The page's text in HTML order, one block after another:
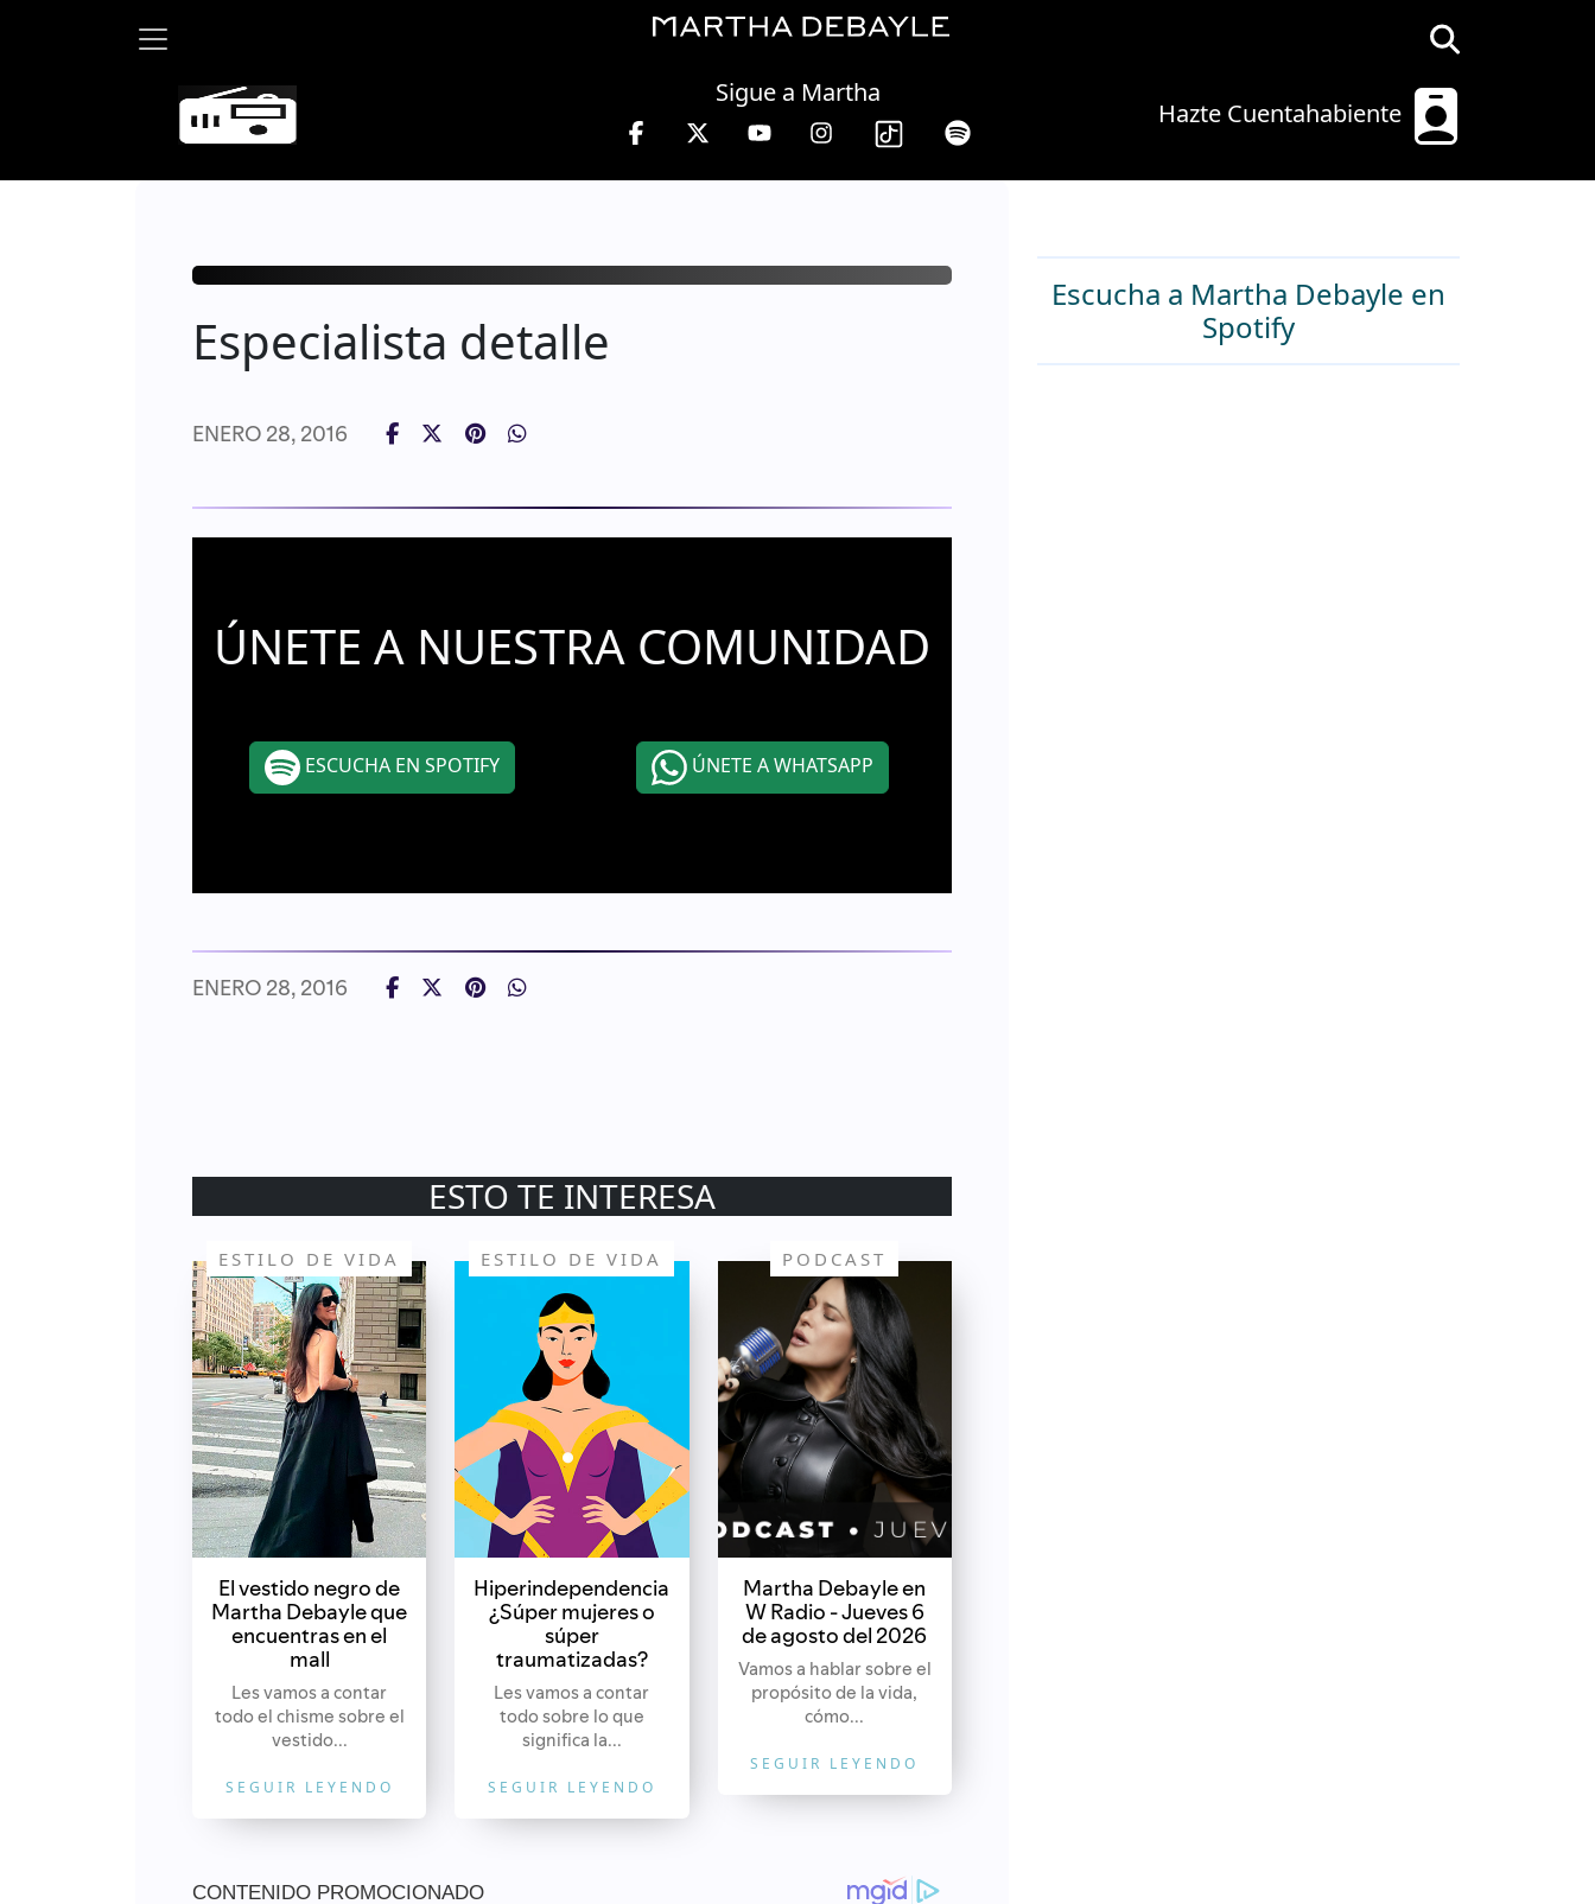
Hazte Cuentahabiente
Sigue a Martha
Martha Debayle en W, lunes a viernes de 10 a 13 hrs.
Especialista detalle
ENERO 28, 2016
ÚNETE A NUESTRA COMUNIDAD
ESCUCHA EN SPOTIFY ÚNETE A WHATSAPP
ENERO 28, 2016
ESTO TE INTERESA
ESTILO DE VIDA
El vestido negro de
Martha Debayle que
encuentras en el
mall
Les vamos a contar
todo el chisme sobre el
vestido...
SEGUIR LEYENDO
ESTILO DE VIDA
Hiperindependencia
¿Súper mujeres o
súper
traumatizadas?
Les vamos a contar
todo sobre lo que
significa la...
SEGUIR LEYENDO
PODCAST
Martha Debayle en
W Radio - Jueves 6
de agosto del 2026
Vamos a hablar sobre el
propósito de la vida,
cómo...
SEGUIR LEYENDO
Escucha a Martha Debayle en
Spotify